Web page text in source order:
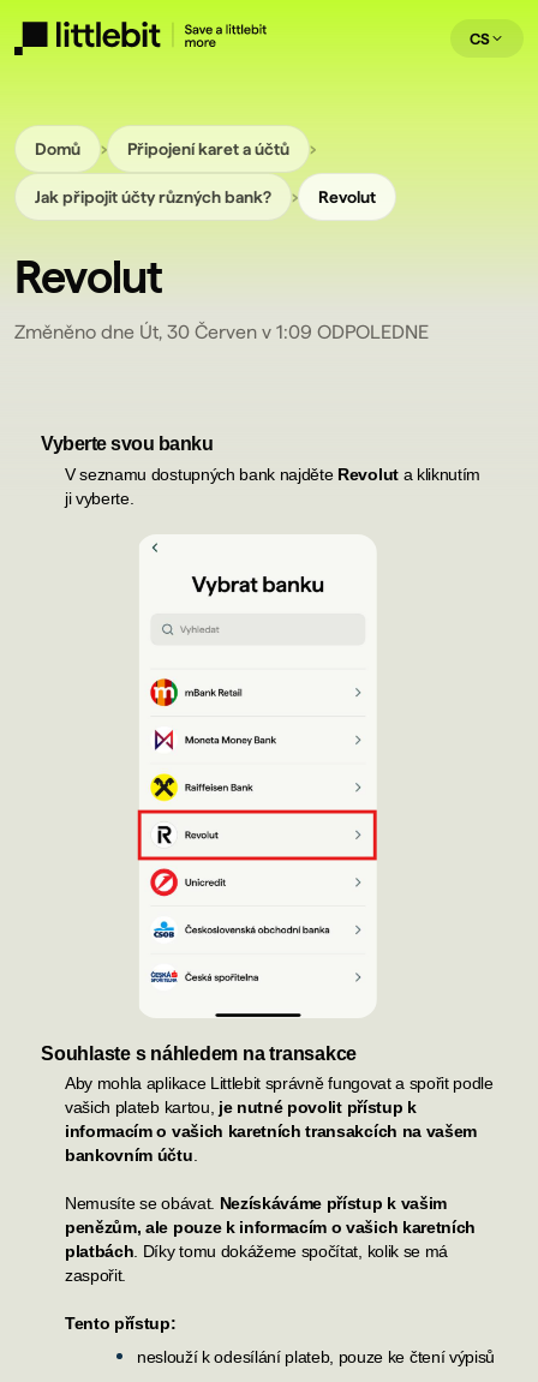
CS
Domů › Připojení karet a účtů ›
Jak připojit účty různých bank? › Revolut
Revolut
Změněno dne Út, 30 Červen v 1:09 ODPOLEDNE
Vyberte svou banku
V seznamu dostupných bank najděte Revoluta kliknutím
jivyberte.
Souhlaste s náhledem na transakce
Aby mohla aplikace Littlebit správně fungovat a spořit podle
vašich plateb kartou, je nutné povolit přístup k
informacím o vašich karetních transakcích na vašem
bankovním účtu
Nemusíte se obávat. Nezískáváme přístup k vašim
penězům, ale pouze k informacím o vašich karetních
platbách . Díky tomu dokážeme spočítat, kolik se má
zaspořit.
Tento přístup:
neslouží k odesílání plateb, pouze ke čtení výpisů